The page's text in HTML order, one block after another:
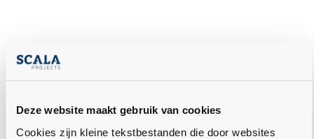
Deze website maakt gebruik van cookies
Cookies zijn kleine tekstbestanden die door websites